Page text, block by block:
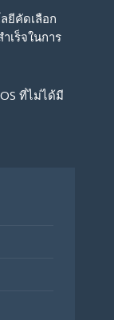
ยีคัดเลือก
เร็จในการ
ที่ไม่ได้มี